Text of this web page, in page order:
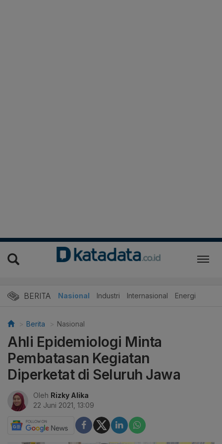
BERITA Nasional Industri Internasional Energi
Berita Nasional
Ahli Epidemiologi Minta
Pembatasan Kegiatan
Diperketat di Seluruh Jawa
Oleh Rizky Alika
22 Juni 2021, 13:09